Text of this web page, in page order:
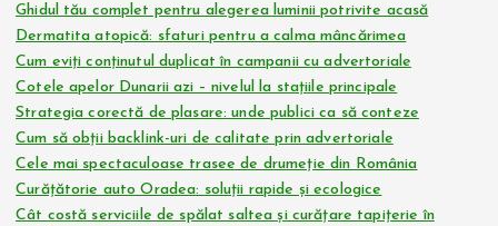
Ghidul tău complet pentru alegerea luminii potrivite acasă
Dermatita atopică: sfaturi pentru a calma mâncărimea
Cum eviți conținutul duplicat în campanii cu advertoriale
Cotele apelor Dunarii azi – nivelul la stațiile principale
Strategia corectă de plasare: unde publici ca să conteze
Cum să obții backlink-uri de calitate prin advertoriale
Cele mai spectaculoase trasee de drumeție din România
Curățătorie auto Oradea: soluții rapide și ecologice
Cât costă serviciile de spălat saltea și curățare tapițerie în